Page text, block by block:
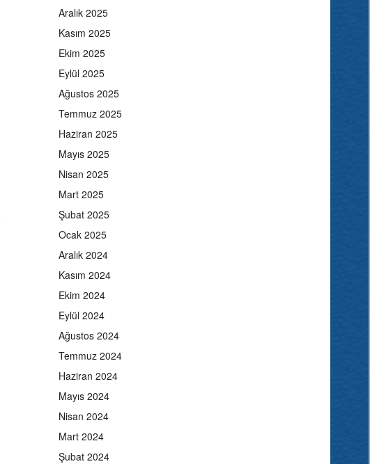
Aralık 2025
Kasım 2025
Ekim 2025
Eylül 2025
Ağustos 2025
Temmuz 2025
Haziran 2025
Mayıs 2025
Nisan 2025
Mart 2025
Şubat 2025
Ocak 2025
Aralık 2024
Kasım 2024
Ekim 2024
Eylül 2024
Ağustos 2024
Temmuz 2024
Haziran 2024
Mayıs 2024
Nisan 2024
Mart 2024
Şubat 2024